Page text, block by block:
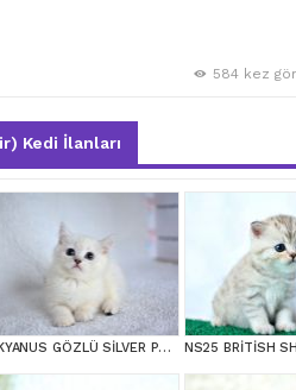
584 kez
Kedi İlanları
OKYANUS GÖZLÜ SİLVER POİNT BRİTİSH SHORTHAİR YAVRUMUZ NS25 BRİTİSH